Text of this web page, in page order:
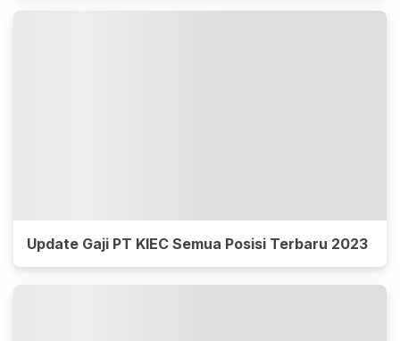
Update Gaji PT KIEC Semua Posisi Terbaru 2023